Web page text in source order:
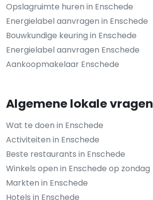
Opslagruimte huren in Enschede
Energielabel aanvragen in Enschede
Bouwkundige keuring in Enschede
Energielabel aanvragen Enschede
Aankoopmakelaar Enschede
Algemene lokale vragen
Wat te doen in Enschede
Activiteiten in Enschede
Beste restaurants in Enschede
Winkels open in Enschede op zondag
Markten in Enschede
Hotels in Enschede